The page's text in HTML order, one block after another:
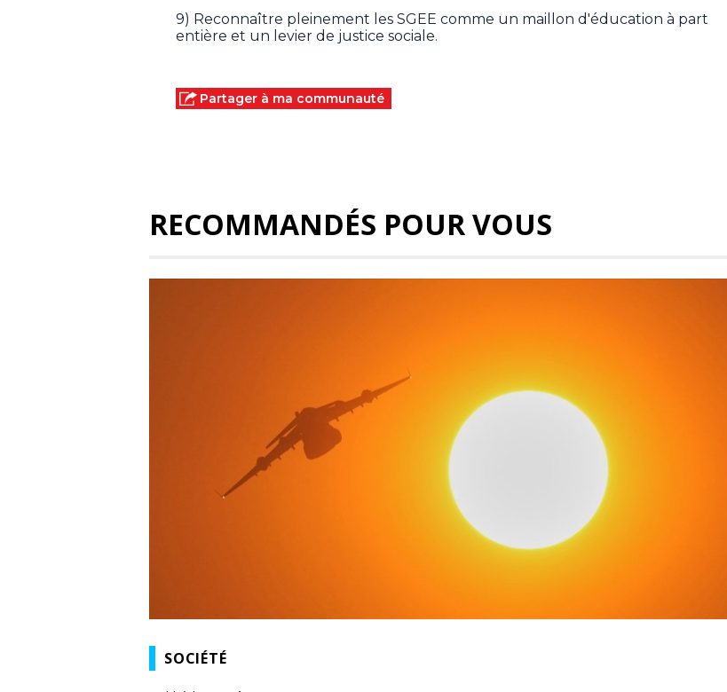
9) Reconnaître pleinement les SGEE comme un maillon d'éducation à part
entière et un levier de justice sociale.
Partager à ma communauté
RECOMMANDÉS POUR VOUS
SOCIÉTÉ